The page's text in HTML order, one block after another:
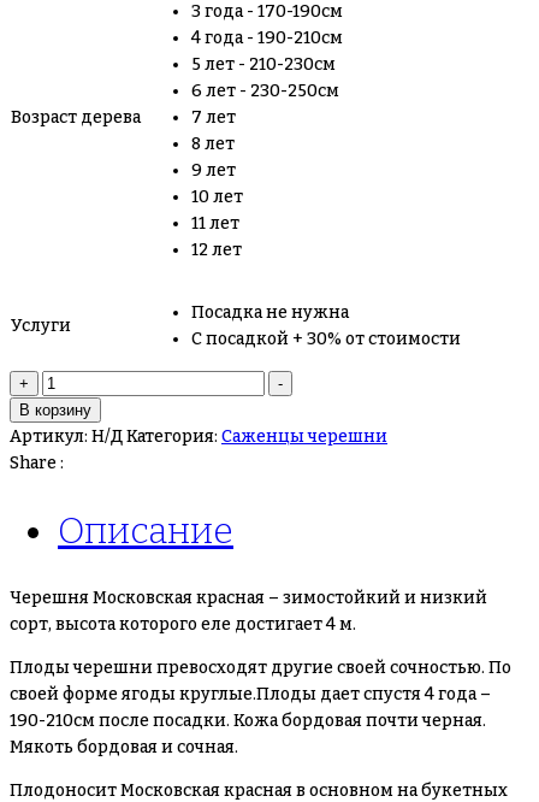
Возраст дерева
3 года - 170-190см
4 года - 190-210см
5 лет - 210-230см
6 лет - 230-250см
7 лет
8 лет
9 лет
10 лет
11 лет
12 лет
Услуги
Посадка не нужна
С посадкой + 30% от стоимости
+
-
В корзину
Артикул: Н/ДКатегория: Саженцы черешни
Share :
Описание
Черешня Московская красная – зимостойкий и низкий
сорт, высота которого еле достигает 4 м.
Плоды черешни превосходят другие своей сочностью. По
своей форме ягоды круглые.Плоды дает спустя 4 года –
190-210см после посадки. Кожа бордовая почти черная.
Мякоть бордовая и сочная.
Плодоносит Московская красная в основном на букетных